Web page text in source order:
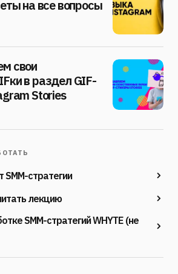
на все вопросы
свои
в раздел GIF-
Stories
SMM-стратегии
лекцию
SMM-стратегий WHYTE (не